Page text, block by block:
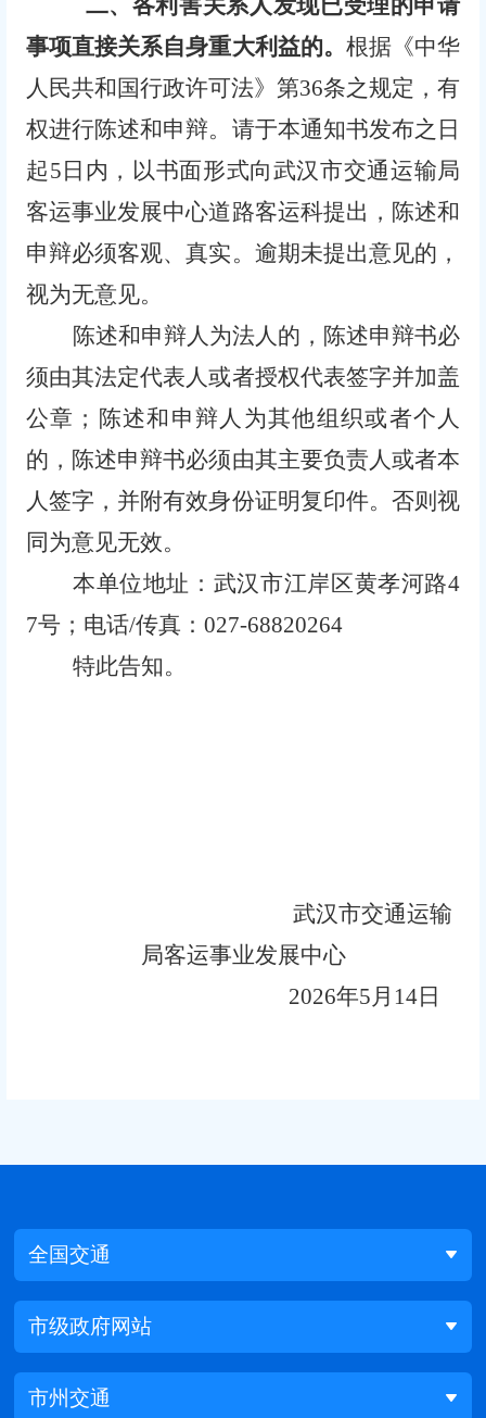
二、各利害关系人发现已受理的申请
事项直接关系自身重大利益的。 根据《中华
人民共和国行政许可法》第36条之规定，有
权进行陈述和申辩。请于本通知书发布之日
起5日内，以书面形式向武汉市交通运输局
客运事业发展中心道路客运科提出，陈述和
申辩必须客观、真实。逾期未提出意见的，
视为无意见。
陈述和申辩人为法人的，陈述申辩书必
须由其法定代表人或者授权代表签字并加盖
公章；陈述和申辩人为其他组织或者个人
的，陈述申辩书必须由其主要负责人或者本
人签字，并附有效身份证明复印件。否则视
同为意见无效。
本单位地址：武汉市江岸区黄孝河路4
7号；电话/传真：027-68820264
特此告知。
武汉市交通运输
局客运事业发展中心
2026年5月 14日
全国交通
市级政府网站
市州交通